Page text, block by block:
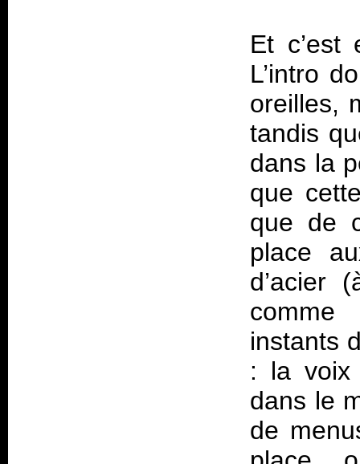
Et c’est
L’intro
oreilles,
tandis
dans la
que
que de
place
d’acier
instants
: la voix
dans le
de